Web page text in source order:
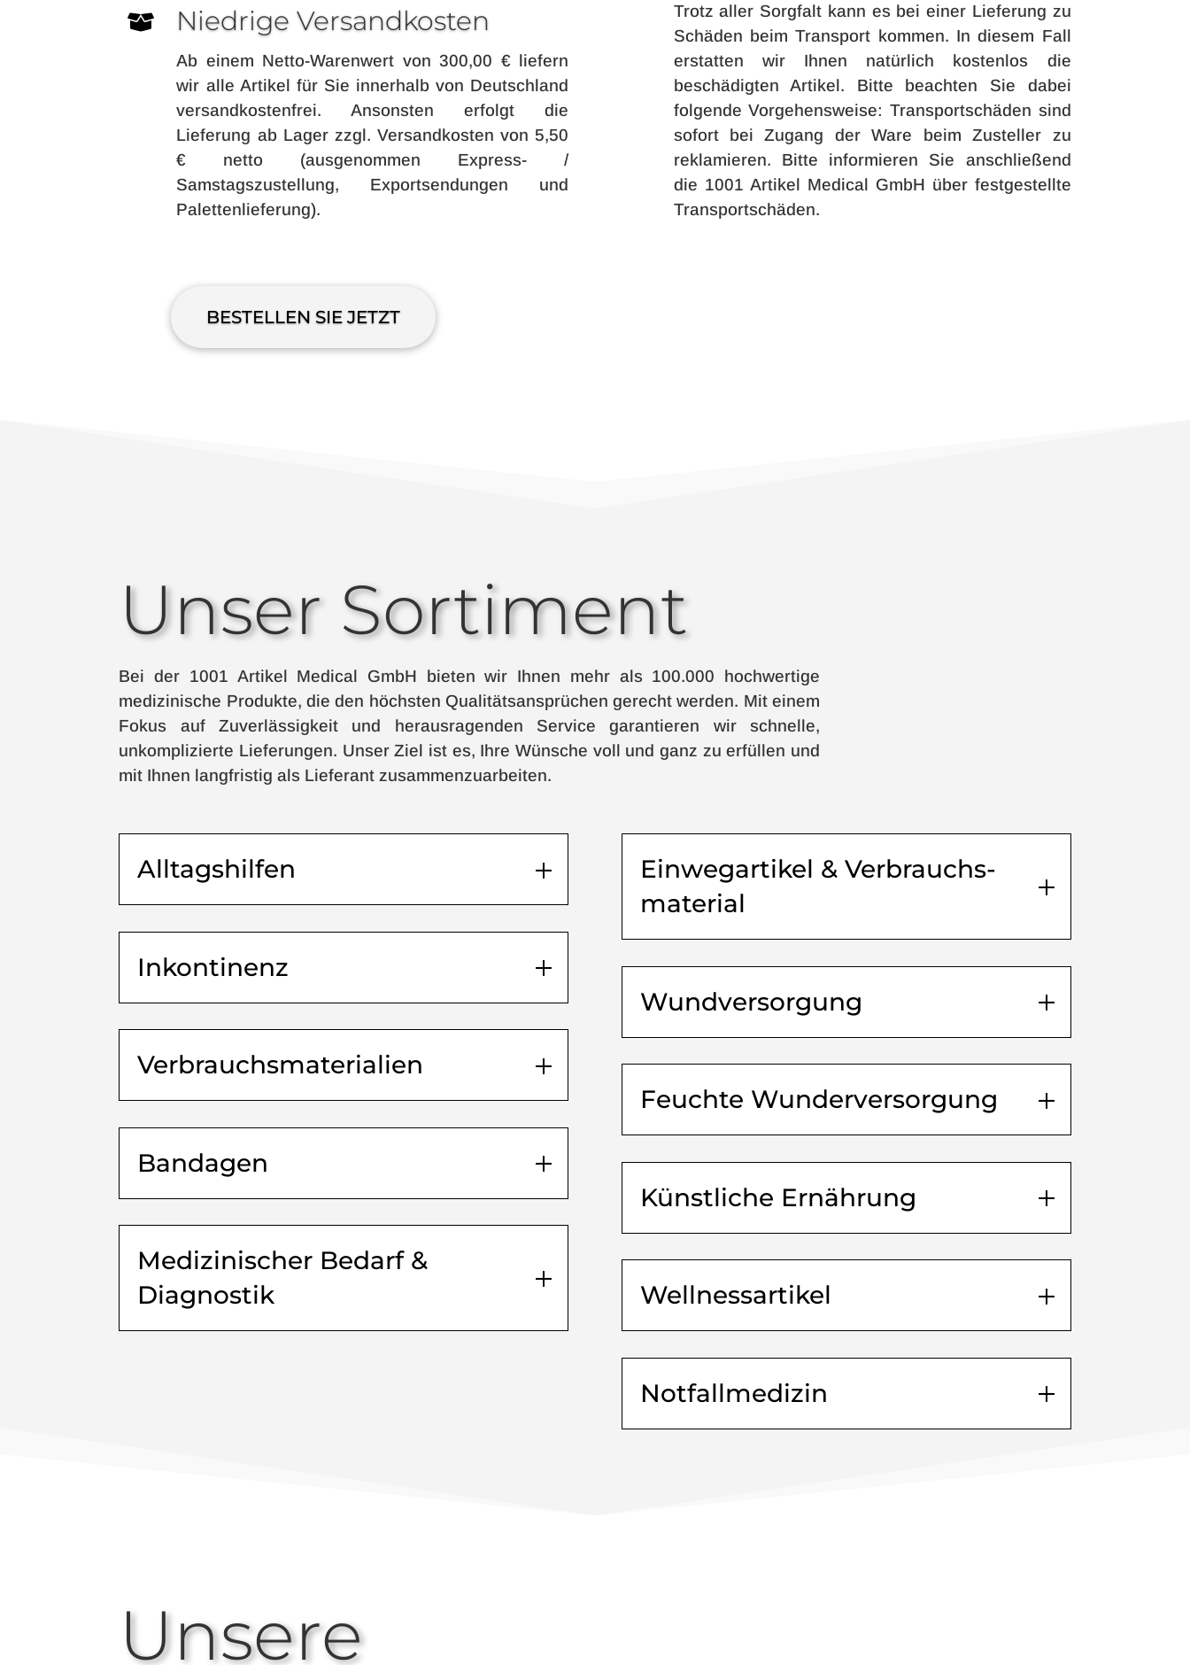
 Niedrige Versandkosten
Ab einem Netto-Warenwert von 300,00 € liefern
wir alle Artikel für Sie innerhalb von Deutschland
versandkostenfrei. Ansonsten erfolgt die
Lieferung ab Lager zzgl. Versandkosten von 5,50
€ netto (ausgenommen Express- /
Samstagszustellung, Exportsendungen und
Palettenlieferung).
BESTELLEN SIE JETZT
Trotz aller Sorgfalt kann es bei einer Lieferung zu
Schäden beim Transport kommen. In diesem Fall
erstatten wir Ihnen natürlich kostenlos die
beschädigten Artikel. Bitte beachten Sie dabei
folgende Vorgehensweise: Transportschäden sind
sofort bei Zugang der Ware beim Zusteller zu
reklamieren. Bitte informieren Sie anschließend
die 1001 Artikel Medical GmbH über festgestellte
Transportschäden.
Unser Sortiment
Bei der 1001 Artikel Medical GmbH bieten wir Ihnen mehr als 100.000 hochwertige
medizinische Produkte, die den höchsten Qualitätsansprüchen gerecht werden. Mit einem
Fokus auf Zuverlässigkeit und herausragenden Service garantieren wir schnelle,
unkomplizierte Lieferungen. Unser Ziel ist es, Ihre Wünsche voll und ganz zu erfüllen und
mit Ihnen langfristig als Lieferant zusammenzuarbeiten.
Alltagshilfen
Inkontinenz
Verbrauchs­materialien
Bandagen
Medizinischer Bedarf &
Diagnostik
Einwegartikel & Verbrauchs­
material
Wundversorgung
Feuchte Wunderver­sorgung
Künstliche Ernährung
Wellnessartikel
Notfallmedizin
Unsere